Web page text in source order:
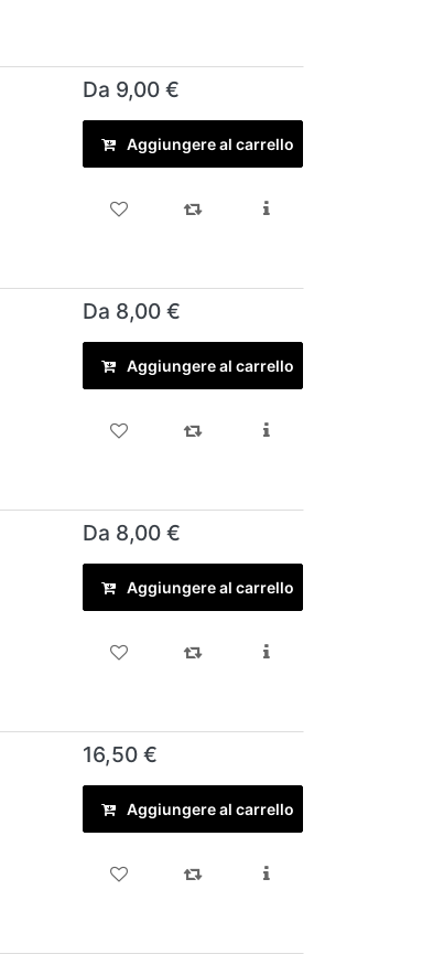
Da 9,00 €
Aggiungere al carrello
Da 8,00 €
Aggiungere al carrello
Da 8,00 €
Aggiungere al carrello
16,50 €
Aggiungere al carrello